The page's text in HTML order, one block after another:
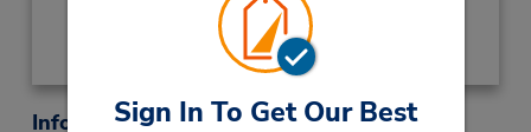
Sign In To Get Our Best
Información sobre la oficina